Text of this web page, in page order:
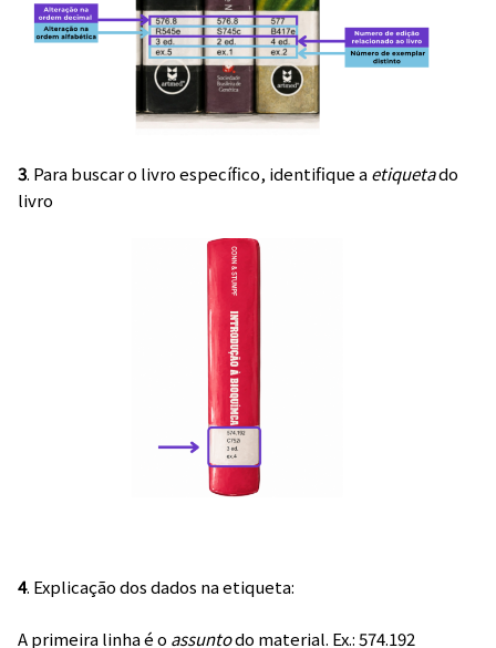
3. Para buscar o livro específico, identifique aetiquetado
livro
4. Explicação dos dados na etiqueta:
A primeira linha é o assuntodo material. Ex.: 574.192